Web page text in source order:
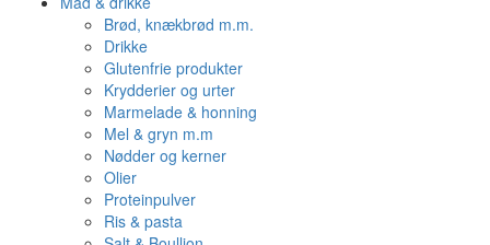
Brød, knækbrød m.m.
Drikke
Glutenfrie produkter
Krydderier og urter
Marmelade & honning
Mel & gryn m.m
Nødder og kerner
Olier
Proteinpulver
Ris & pasta